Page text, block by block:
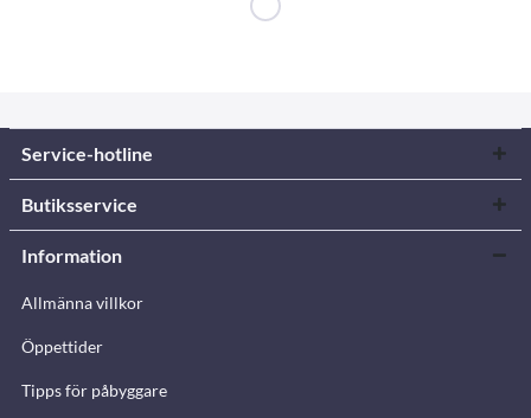
Service-hotline
Butiksservice
Information
Allmänna villkor
Öppettider
Tipps för påbyggare